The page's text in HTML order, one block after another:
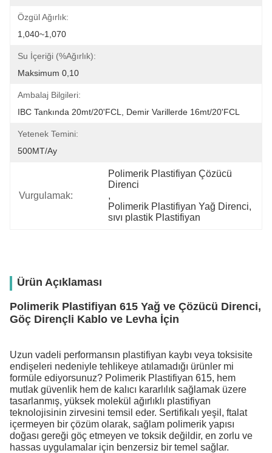
Özgül Ağırlık:
1,040~1,070
Su İçeriği (%Ağırlık):
Maksimum 0,10
Ambalaj Bilgileri:
IBC Tankında 20mt/20'FCL, Demir Varillerde 16mt/20'FCL
Yetenek Temini:
500MT/Ay
Vurgulamak:
Polimerik Plastifiyan Çözücü
Direnci
,
Polimerik Plastifiyan Yağ Direnci
sıvı plastik Plastifiyan
Ürün Açıklaması
Polimerik Plastifiyan 615 Yağ ve Çözücü Direnci,
Göç Dirençli Kablo ve Levha İçin
Uzun vadeli performansın plastifiyan kaybı veya toksisite
endişeleri nedeniyle tehlikeye atılamadığı ürünler mi
formüle ediyorsunuz? Polimerik Plastifiyan 615, hem
mutlak güvenlik hem de kalıcı kararlılık sağlamak üzere
tasarlanmış, yüksek molekül ağırlıklı plastifiyan
teknolojisinin zirvesini temsil eder. Sertifikalı yeşil, ftalat
içermeyen bir çözüm olarak, sağlam polimerik yapısı
doğası gereği göç etmeyen ve toksik değildir, en zorlu ve
hassas uygulamalar için benzersiz bir temel sağlar.